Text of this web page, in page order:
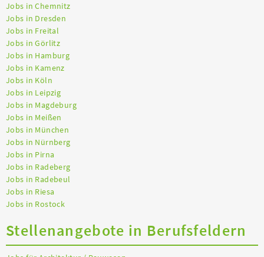
Jobs in Chemnitz
Jobs in Dresden
Jobs in Freital
Jobs in Görlitz
Jobs in Hamburg
Jobs in Kamenz
Jobs in Köln
Jobs in Leipzig
Jobs in Magdeburg
Jobs in Meißen
Jobs in München
Jobs in Nürnberg
Jobs in Pirna
Jobs in Radeberg
Jobs in Radebeul
Jobs in Riesa
Jobs in Rostock
Stellenangebote in Berufsfeldern